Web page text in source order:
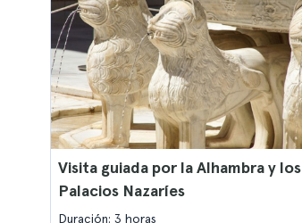
Visita guiada por la Alhambra y los
Palacios Nazaríes
Duración: 3 horas